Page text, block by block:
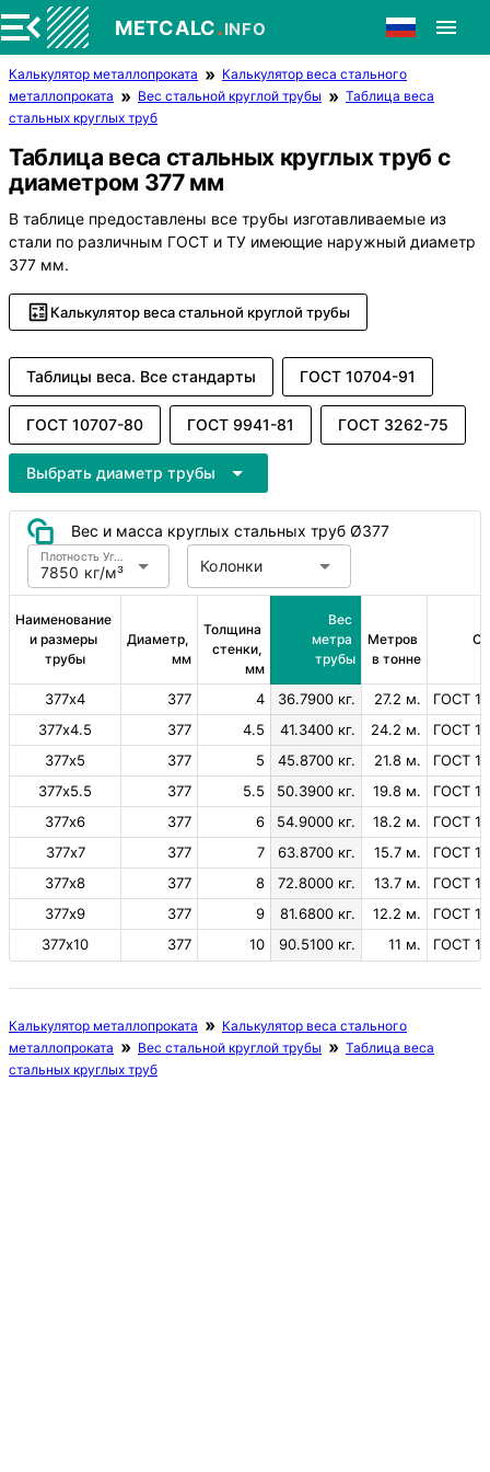
METCALC.INFO
Калькулятор металлопроката
Калькулятор веса стального
металлопроката
Вес стальной круглой трубы
Таблица веса
стальных круглых труб
Таблица веса стальных круглых труб с
диаметром 377 мм
В таблице предоставлены все трубы изготавливаемые из
стали по различным ГОСТ и ТУ имеющие наружный диаметр
377 мм.
Калькулятор веса стальной круглой трубы
Таблицы веса. Все стандарты ГОСТ 10704-91
ГОСТ 10707-80 ГОСТ 9941-81 ГОСТ 3262-75
Выбрать диаметр трубы
Вес и масса круглых стальных труб Ø377
7850 кг/м³
Плотность Углеродистая сталь Колонки
Наименование
и размеры
трубы
Диаметр,
мм
Толщина
стенки,
мм
Вес
метра
трубы
Метров
в тонне
377х4 377 4 36.7900 кг. 27.2 м.
ГОСТ
377х4.5
377 4.5 41.3400 кг. 24.2 м.
ГОСТ
377х5
377 5 45.8700 кг. 21.8 м.
ГОСТ
377х5.5
377 5.5 50.3900 кг. 19.8 м.
ГОСТ
377х6
377 6 54.9000 кг. 18.2 м.
ГОСТ
377х7
377 7 63.8700 кг. 15.7 м.
ГОСТ
377х8
377 8 72.8000 кг. 13.7 м.
ГОСТ
377х9
377 9 81.6800 кг. 12.2 м.
ГОСТ
377х10
377 10 90.5100 кг. 11 м. ГОСТ
Калькулятор металлопроката
Калькулятор веса стального
металлопроката
Вес стальной круглой трубы
Таблица веса
стальных круглых труб